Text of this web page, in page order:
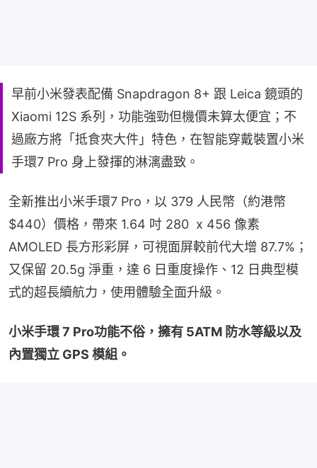
早前小米發表配備 Snapdragon 8+ 跟 Leica 鏡頭的
Xiaomi 12S 系列，功能強勁但機價未算太便宜；不
過廠方將「抵食夾大件」特色，在智能穿戴裝置小米
手環7 Pro 身上發揮的淋漓盡致。
全新推出小米手環7 Pro，以 379 人民幣（約港幣
$440）價格，帶來 1.64 吋 280  x 456 像素
AMOLED 長方形彩屏，可視面屏較前代大增 87.7%；
又保留 20.5g 淨重，達 6 日重度操作、12 日典型模
式的超長續航力，使用體驗全面升級。
小米手環 7 Pro功能不俗，擁有 5ATM 防水等級以及
內置獨立 GPS 模組。